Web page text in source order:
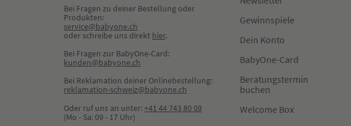
Bei Fragen zu deiner Bestellung oder
Produkten:
service@babyone.ch
oder schreibe uns direkt hier.
Bei Fragen zur BabyOne-Card:
kunden@babyone.ch
Bei Reklamation deiner Onlinebestellung:
reklamation-schweiz@babyone.ch
Oder ruf uns an unter:+41 44 743 80 09
(Mo - Sa: 09 - 17 Uhr)
Gewinnspiele
Dein Konto
BabyOne-Card
Beratungstermin
buchen
Welcome Box